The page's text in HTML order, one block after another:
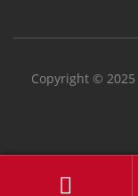
Copyright ©